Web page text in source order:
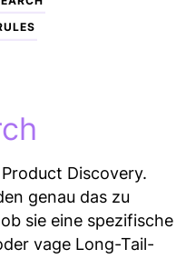
Discovery.
genau das zu
sie eine spezifische
vage Long-Tail-